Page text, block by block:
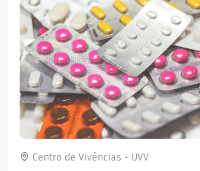
Centro de Vivências - UVV